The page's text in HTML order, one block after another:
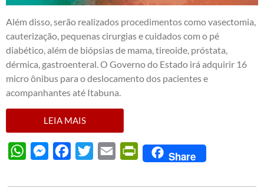
Além disso, serão realizados procedimentos como vasectomia,
cauterização, pequenas cirurgias e cuidados com o pé
diabético, além de biópsias de mama, tireoide, próstata,
dérmica, gastroenteral. O Governo do Estado irá adquirir 16
micro ônibus para o deslocamento dos pacientes e
acompanhantes até Itabuna.
LEIA MAIS
WhatsAppMessengerFacebook
Twitter Email PrintFriendly
Share